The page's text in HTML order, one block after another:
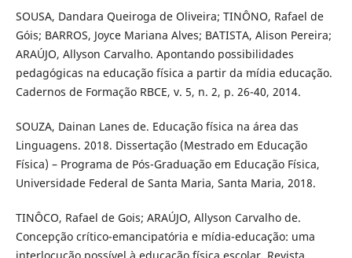
SOUSA, Dandara Queiroga de Oliveira; TINÔNO, Rafael de
Góis; BARROS, Joyce Mariana Alves; BATISTA, Alison Pereira;
ARAÚJO, Allyson Carvalho. Apontando possibilidades
pedagógicas na educação física a partir da mídia educação.
Cadernos de Formação RBCE, v. 5, n. 2, p. 26-40, 2014.
SOUZA, Dainan Lanes de. Educação física na área das
Linguagens. 2018. Dissertação (Mestrado em Educação
Física) – Programa de Pós-Graduação em Educação Física,
Universidade Federal de Santa Maria, Santa Maria, 2018.
TINÔCO, Rafael de Gois; ARAÚJO, Allyson Carvalho de.
Concepção crítico-emancipatória e mídia-educação: uma